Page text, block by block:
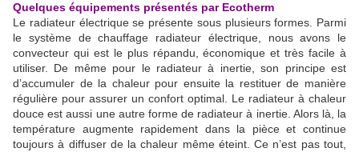
Quelques équipements présentés par Ecotherm
Le radiateur électrique se présente sous plusieurs formes. Parmi
le système de chauffage radiateur électrique, nous avons le
convecteur qui est le plus répandu, économique et très facile à
utiliser. De même pour le radiateur à inertie, son principe est
d’accumuler de la chaleur pour ensuite la restituer de manière
régulière pour assurer un confort optimal. Le radiateur à chaleur
douce est aussi une autre forme de radiateur à inertie. Alors là, la
température augmente rapidement dans la pièce et continue
toujours à diffuser de la chaleur même éteint. Ce n’est pas tout,